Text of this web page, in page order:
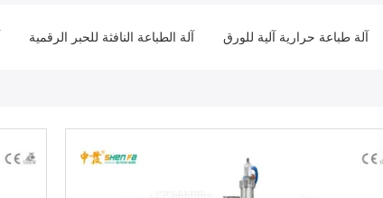
آلة طباعة حرارية آلية للورق آلة الطباعة النافثة للحبر الرقمية